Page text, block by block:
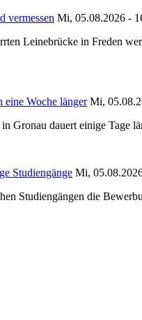
vermessen Mi, 05.08.2026 -
Leinebrücke in Freden
eine Woche länger Mi,
Gronau dauert einige Tage
Studiengänge Mi,
Studiengängen die